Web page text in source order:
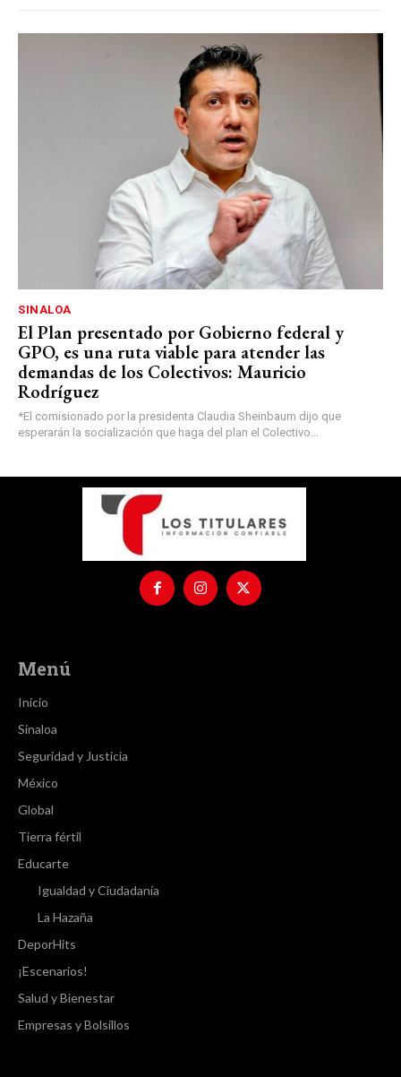
SINALOA
El Plan presentado por Gobierno federal y
GPO, es una ruta viable para atender las
demandas de los Colectivos: Mauricio
Rodríguez
*El comisionado por la presidenta Claudia Sheinbaum dijo que
esperarán la socialización que haga del plan el Colectivo...
Menú
Inicio
Sinaloa
Seguridad y Justicia
México
Global
Tierra fértil
Educarte
Igualdad y Ciudadanía
La Hazaña
DeporHits
¡Escenarios!
Salud y Bienestar
Empresas y Bolsillos